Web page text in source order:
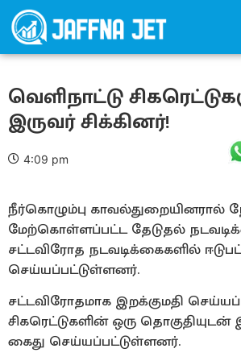
வெளிநாட்டு
இருவர் சிக்கினர்!
4:09 pm
நீர்கொழும்பு காவல்துறையினரால்
மேற்கொள்ளப்பட்ட தேடுதல்
சட்டவிரோத நடவடிக்கைகளில்
செய்யப்பட்டுள்ளனர்.
சட்டவிரோதமாக இறக்குமதி
சிகரெட்டுகளின் ஒரு தொகுதியுடன்
கைது செய்யப்பட்டுள்ளனர்.